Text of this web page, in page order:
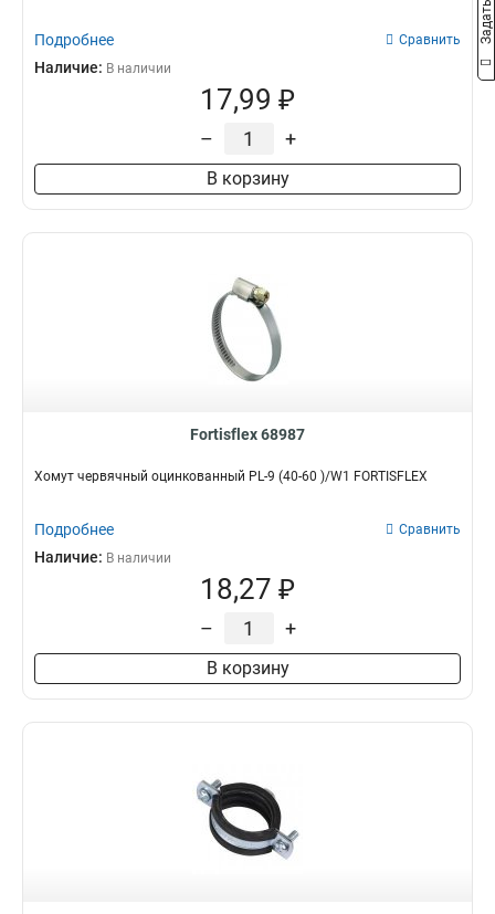
Подробнее Сравнить
Наличие: В наличии
17,99 ₽
– +
В корзину
Fortisflex 68987
Хомут червячный оцинкованный PL-9 (40-60 )/W1 FORTISFLEX
Подробнее Сравнить
Наличие: В наличии
18,27 ₽
– +
В корзину